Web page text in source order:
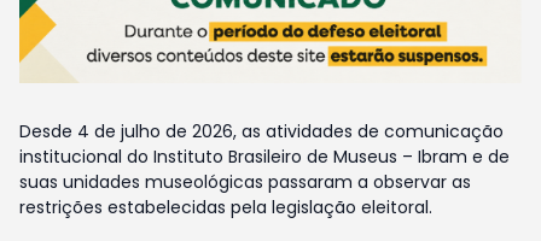
Desde 4 de julho de 2026, as atividades de comunicação
institucional do Instituto Brasileiro de Museus – Ibram e de
suas unidades museológicas passaram a observar as
restrições estabelecidas pela legislação eleitoral.